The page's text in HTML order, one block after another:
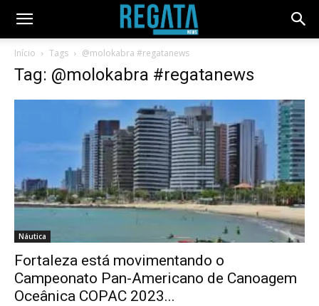
Início Tags @molokabra #regatanews
Tag: @molokabra #regatanews
Náutica
Fortaleza está movimentando o
Campeonato Pan-Americano de Canoagem
Oceânica COPAC 2023...